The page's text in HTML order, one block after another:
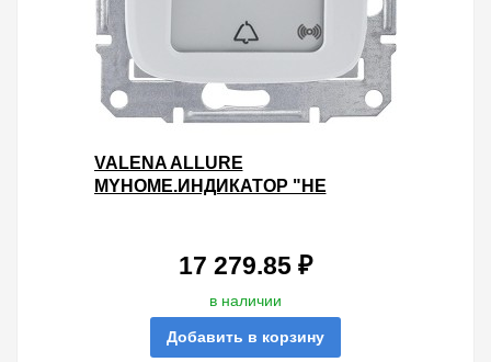
VALENA ALLURE
MYHOME.ИНДИКАТОР "НЕ
СЧИТЫВАТЕЛЕМ КЛЮЧЕЙ-КАРТ
17 279.85 ₽
в наличии
Добавить в корзину